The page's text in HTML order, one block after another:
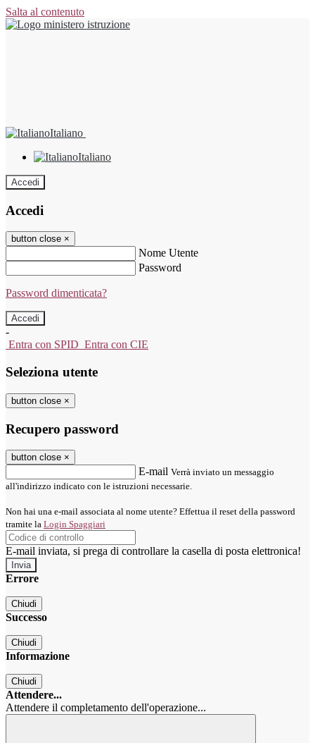
Salta al contenuto
Italiano
Italiano
Accedi
Accedi
button close ×
Nome Utente
Password
Password dimenticata?
-
Entra con SPID Entra con CIE
Seleziona utente
button close ×
Recupero password
button close ×
E-mail Verrà inviato un messaggio
all'indirizzo indicato con le istruzioni necessarie.
Non hai una e-mail associata al nome utente? Effettua il reset della password
tramite la Login Spaggiari
E-mail inviata, si prega di controllare la casella di posta elettronica!
Errore
Chiudi
Successo
Chiudi
Informazione
Chiudi
Attendere...
Attendere il completamento dell'operazione...